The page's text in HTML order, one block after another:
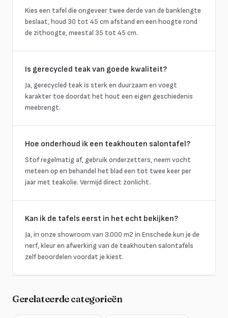
Kies een tafel die ongeveer twee derde van de banklengte
beslaat, houd 30 tot 45 cm afstand en een hoogte rond
de zithoogte, meestal 35 tot 45 cm.
Is gerecycled teak van goede kwaliteit?
Ja, gerecycled teak is sterk en duurzaam en voegt
karakter toe doordat het hout een eigen geschiedenis
meebrengt.
Hoe onderhoud ik een teakhouten salontafel?
Stof regelmatig af, gebruik onderzetters, neem vocht
meteen op en behandel het blad een tot twee keer per
jaar met teakolie. Vermijd direct zonlicht.
Kan ik de tafels eerst in het echt bekijken?
Ja, in onze showroom van 3.000 m2 in Enschede kun je de
nerf, kleur en afwerking van de teakhouten salontafels
zelf beoordelen voordat je kiest.
Gerelateerde categorieën